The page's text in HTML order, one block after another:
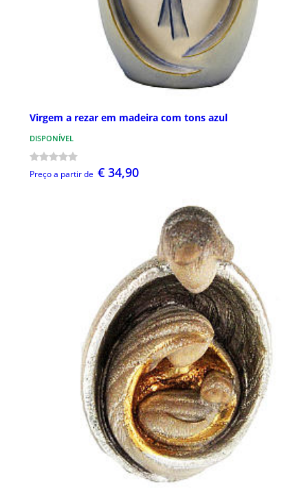
Virgem a rezar em madeira com tons azul
DISPONÍVEL
Preço a partir de € 34,90